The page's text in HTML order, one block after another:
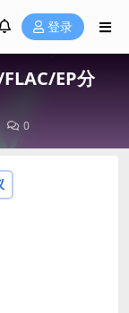
登录
EP分
0